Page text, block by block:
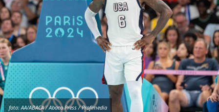
foto: AA/ABACA / Abaca Press / Profimedia